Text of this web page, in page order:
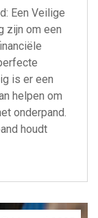
Een Veilige
zijn om een
is er een
helpen om
onderpand.
houdt